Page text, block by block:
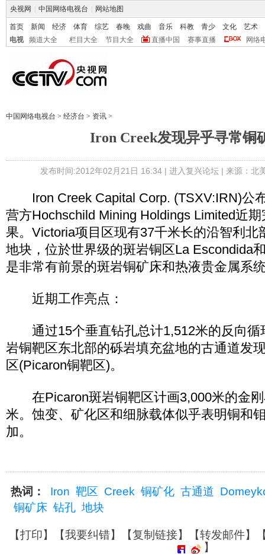
央视网 中国网络电视台 网站地图
首页 新闻 经济 体育 综艺 春晚 戏曲 音乐 科教 青少 文化
艺术
电视
频道大全 栏目大全 节目大全 直播中国 赛事直播 网络
中国网络电视台 > 经济台 > 资讯 >
Iron Creek发现异乎寻常铜
发布时间:2012年02月21日 16:34 | 进入复兴论坛| 来源：北
Iron Creek Capital Corp. (TSXV:IRN)公
营方Hochschild Mining Holdings Limited近
果。Victoria项目区现有37千米长的沿智利北
地块，位於世界级的斑岩铜区La Escondida
是非常有前景的斑岩铜矿床和热液贵金属系
近期工作亮点：
通过15个垂直钻孔总计1,512米的反向循
岩铜靶区东北部的砾岩填充盆地的古通道发
区(Picaron铜靶区)。
在Picaron斑岩铜靶区计画3,000米的金刚
米。蚀变、矿化区和细脉载体似乎表明铜和
加。
热词： Iron 靶区 Creek 铜矿化 古通道
铜矿床 钻孔 地块
【打印】【我要纠错】【复制链接】【转发邮件】
】